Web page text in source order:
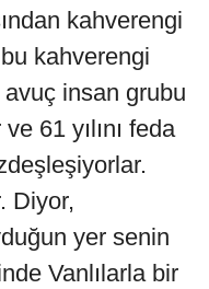
kahverengi
kahverengi
insan grubu
61 yılını feda
Diyor,
yer senin
Vanlılarla bir